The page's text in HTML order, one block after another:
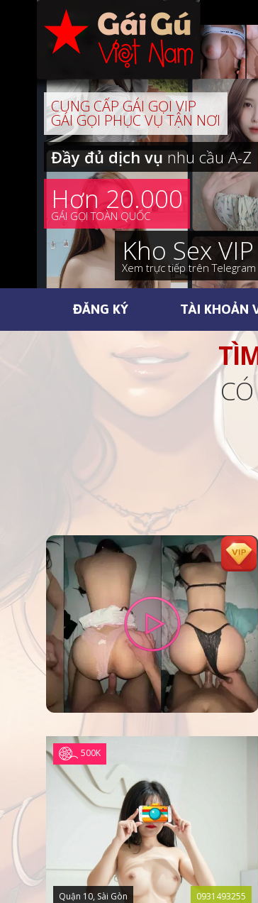
CUNG CẤP GÁI GỌI VIP
GÁI GỌI PHỤC VỤ TẬN NƠI
Đầy đủ dịch vụnhu cầu A-Z
Hơn 20.000
GÁI GỌI TOÀN QUỐC
Kho Sex VIP
Xem trực tiếp trên Telegram
ĐĂNG KÝ TÀI KHOẢN
500K
Quận 10, Sài Gòn 0931493255